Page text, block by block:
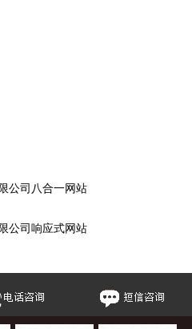
公司八合一网站
公司响应式网站